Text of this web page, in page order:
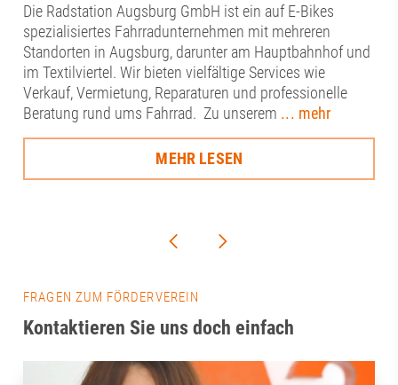
Die Radstation Augsburg GmbH ist ein auf E-Bikes
spezialisiertes Fahrradunternehmen mit mehreren
Standorten in Augsburg, darunter am Hauptbahnhof und
im Textilviertel. Wir bieten vielfältige Services wie
Verkauf, Vermietung, Reparaturen und professionelle
Beratung rund ums Fahrrad. Zu unserem ... mehr
MEHR LESEN
FRAGEN ZUM FÖRDERVEREIN
Kontaktieren Sie uns doch einfach